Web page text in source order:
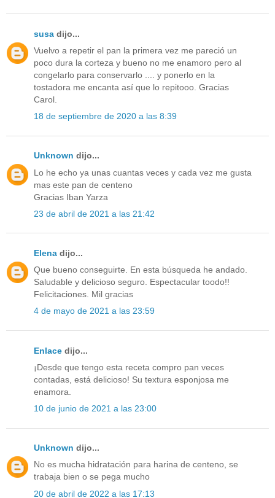
susa dijo...
Vuelvo a repetir el pan la primera vez me pareció un
poco dura la corteza y bueno no me enamoro pero al
congelarlo para conservarlo .... y ponerlo en la
tostadora me encanta así que lo repitooo. Gracias
Carol.
18 de septiembre de 2020 a las 8:39
Unknown dijo...
Lo he echo ya unas cuantas veces y cada vez me gusta
mas este pan de centeno
Gracias Iban Yarza
23 de abril de 2021 a las 21:42
Elena dijo...
Que bueno conseguirte. En esta búsqueda he andado.
Saludable y delicioso seguro. Espectacular toodo!!
Felicitaciones. Mil gracias
4 de mayo de 2021 a las 23:59
Enlace dijo...
¡Desde que tengo esta receta compro pan veces
contadas, está delicioso! Su textura esponjosa me
enamora.
10 de junio de 2021 a las 23:00
Unknown dijo...
No es mucha hidratación para harina de centeno, se
trabaja bien o se pega mucho
20 de abril de 2022 a las 17:13